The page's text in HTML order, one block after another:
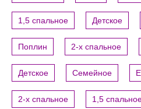
1,5 спальное Детское
Поплин 2-х спальное
Детское Семейное
2-х спальное 1,5